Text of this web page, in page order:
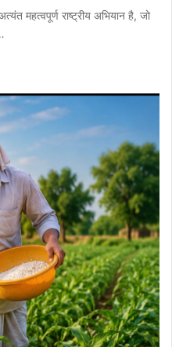
महत्वपूर्ण राष्ट्रीय अभियान है, जो